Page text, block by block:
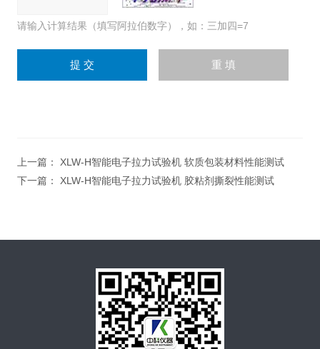
请输入计算结果（填写阿拉伯数字），如：三加四=7
上一篇： XLW-H智能电子拉力试验机 软质包装材料性能测试
下一篇： XLW-H智能电子拉力试验机 胶粘剂撕裂性能测试